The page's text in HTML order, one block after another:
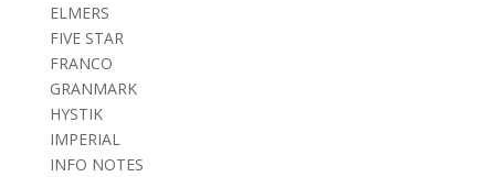
ELMERS
FIVE STAR
FRANCO
GRANMARK
HYSTIK
IMPERIAL
INFO NOTES